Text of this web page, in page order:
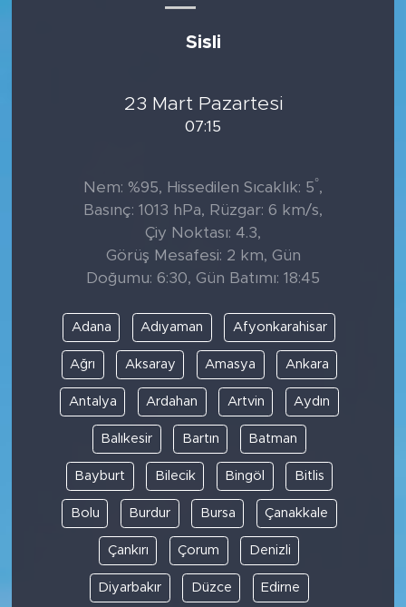
Sisli
23 Mart Pazartesi
07:15
Nem: %95, Hissedilen Sıcaklık: 5°,
Basınç: 1013 hPa, Rüzgar: 6 km/s,
Çiy Noktası: 4.3,
Görüş Mesafesi: 2 km, Gün
Doğumu: 6:30, Gün Batımı: 18:45
Adana Adıyaman Afyonkarahisar
Ağrı Aksaray Amasya Ankara
Antalya Ardahan Artvin Aydın
Balıkesir Bartın Batman
Bayburt Bilecik Bingöl Bitlis
Bolu Burdur Bursa Çanakkale
Çankırı Çorum Denizli
Diyarbakır Düzce Edirne